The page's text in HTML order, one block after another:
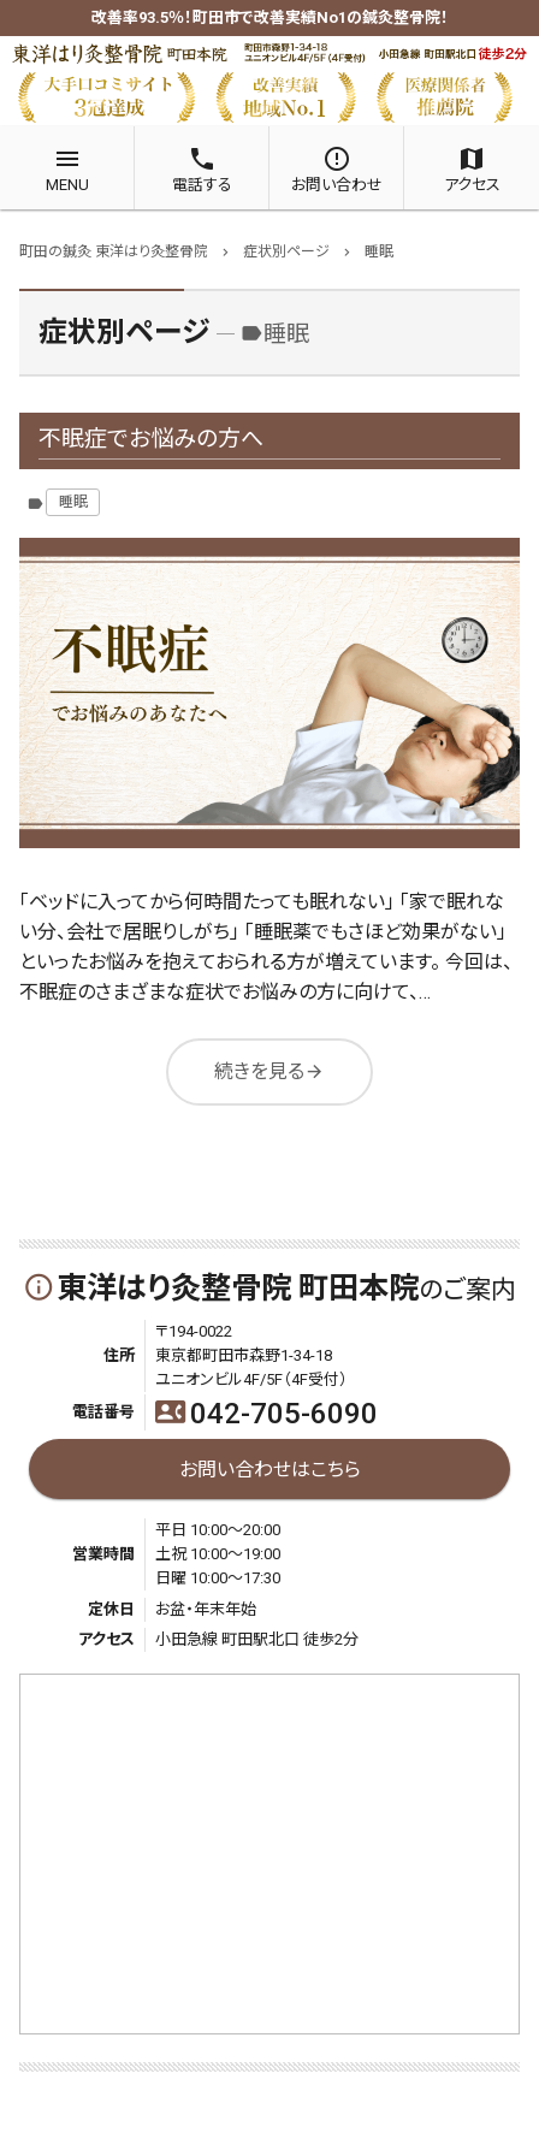
改善率93.5％！町田市で改善実績No1の鍼灸整骨院！
menu
MENU
phone
電話する
error_outline
お問い合わせ
map
アクセス
町田の鍼灸 東洋はり灸整骨院 chevron_right 症状別ページ chevron_right 睡眠
症状別ページ label睡眠
不眠症でお悩みの方へ
label 睡眠
「ベッドに入ってから何時間たっても眠れない」 「家で眠れな
い分、会社で居眠りしがち」 「睡眠薬でもさほど効果がない」
といったお悩みを抱えておられる方が増えています。 今回は、
不眠症のさまざまな症状でお悩みの方に向けて、…
続きを見るarrow_forward
info_outline東洋はり灸整骨院 町田本院のご案内
住所
〒194-0022
東京都町田市森野1-34-18
ユニオンビル4F/5F（4F受付）
電話番号
contact_phone 042-705-6090
お問い合わせはこちら
営業時間
平日 10:00～20:00
土祝 10:00～19:00
日曜 10:00～17:30
定休日
お盆・年末年始
アクセス
小田急線 町田駅北口 徒歩2分